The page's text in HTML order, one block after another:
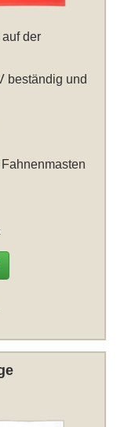
der
beständig und